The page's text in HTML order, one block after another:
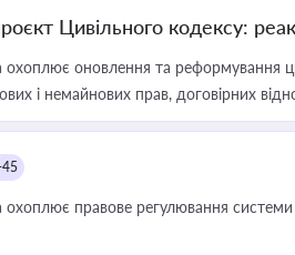
Цивільного кодексу:
охоплює оновлення та реформування
і немайнових прав, договірних
охоплює правове регулювання системи